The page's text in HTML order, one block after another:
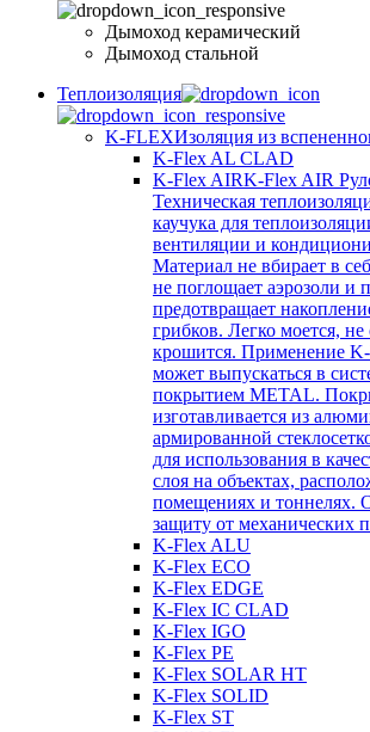
Дымоход керамический
Дымоход стальной
Теплоизоляция
K-FLEXИзоляция из
K-Flex AL CLAD
K-Flex AIRK-Flex AIR
Техническая
каучука для
вентиляции и
Материал не вбирает в
не поглощает аэрозоли и
предотвращает
грибков. Легко моется,
крошится. Применение
может выпускаться в
покрытием METAL.
изготавливается из
армированной
для использования в
слоя на объектах,
помещениях и тоннелях.
защиту от механических
K-Flex ALU
K-Flex ECO
K-Flex EDGE
K-Flex IC CLAD
K-Flex IGO
K-Flex PE
K-Flex SOLAR HT
K-Flex SOLID
K-Flex ST